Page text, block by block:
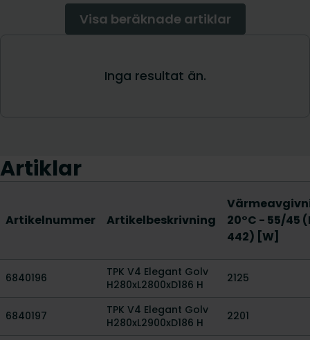
Artiklar
Artikelnummer Artikelbeskrivning
20°C - 55/45
442) [W]
6840196
TPK V4 Elegant Golv
H280xL2800xD186 H
2125
6840197
TPK V4 Elegant Golv
H280xL2900xD186 H
2201